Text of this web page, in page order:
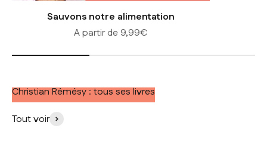
Sauvons notre alimentation
Prix de vente
A partir de 9,99€
Christian Rémésy : tous ses livres
Tout voir